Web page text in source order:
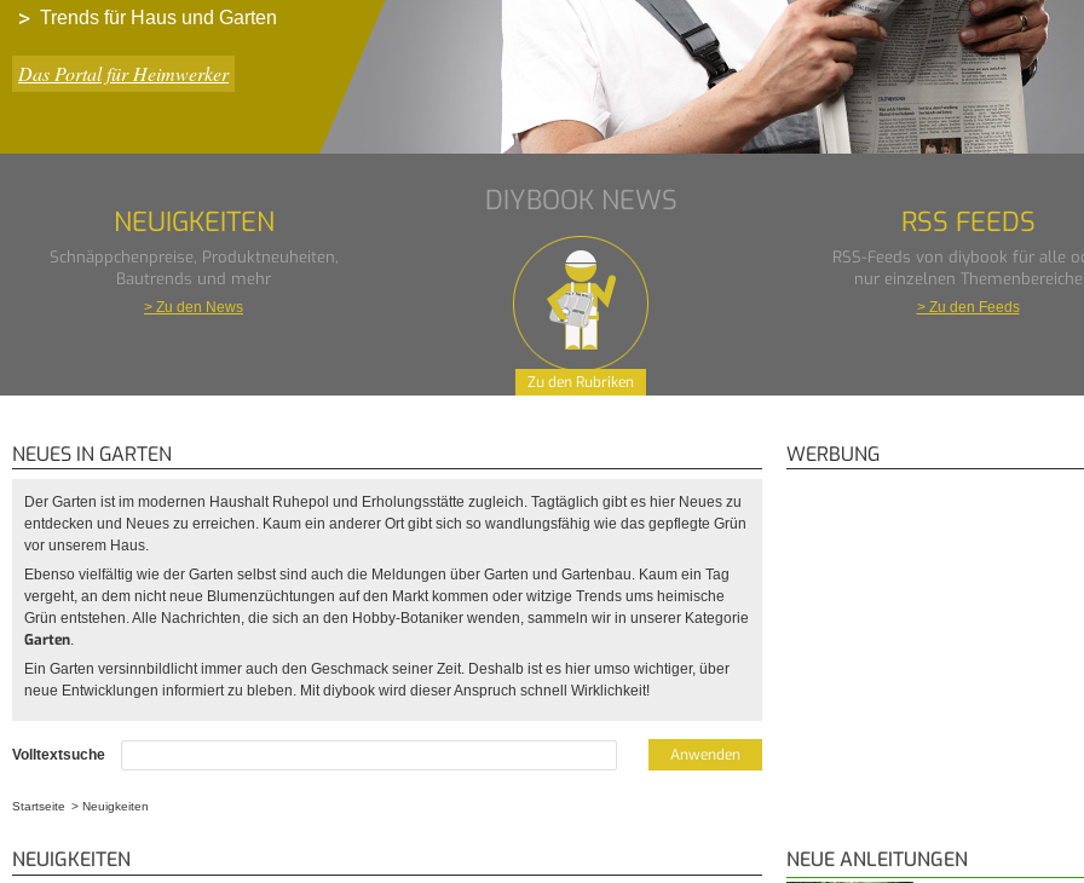
Trends für Haus und Garten
Das Portal für Heimwerker
NEUIGKEITEN
Schnäppchenpreise, Produktneuheiten,
Bautrends und mehr
> Zu den News
DIYBOOK NEWS
RSS FEEDS
RSS-Feeds von diybook für alle
nur einzelnen Themenbereiche
> Zu den Feeds
Zu den Rubriken
NEUES IN GARTEN
Der Garten ist im modernen Haushalt Ruhepol und Erholungsstätte zugleich. Tagtäglich gibt es hier Neues zu
entdecken und Neues zu erreichen. Kaum ein anderer Ort gibt sich so wandlungsfähig wie das gepflegte Grün
vor unserem Haus.
Ebenso vielfältig wie der Garten selbst sind auch die Meldungen über Garten und Gartenbau. Kaum ein Tag
vergeht, an dem nicht neue Blumenzüchtungen auf den Markt kommen oder witzige Trends ums heimische
Grün entstehen. Alle Nachrichten, die sich an den Hobby-Botaniker wenden, sammeln wir in unserer Kategorie
Garten.
Ein Garten versinnbildlicht immer auch den Geschmack seiner Zeit. Deshalb ist es hier umso wichtiger, über
neue Entwicklungen informiert zu bleben. Mit diybook wird dieser Anspruch schnell Wirklichkeit!
Volltextsuche
WERBUNG
Startseite Neuigkeiten
NEUIGKEITEN NEUE ANLEITUNGEN